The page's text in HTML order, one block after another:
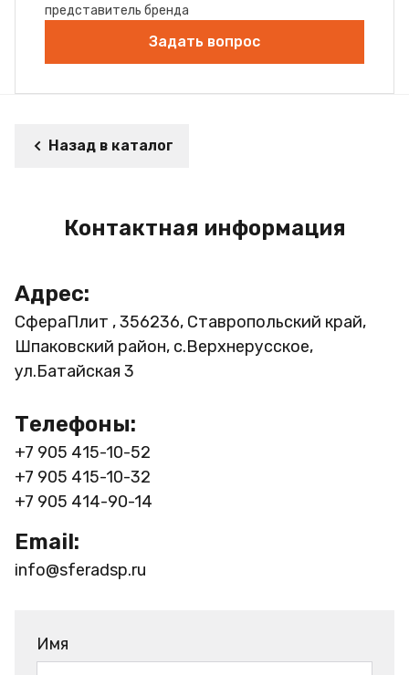
представитель бренда
Задать вопрос
Назад в каталог
Контактная информация
Адрес:
СфераПлит , 356236, Ставропольский край,
Шпаковский район, с.Верхнерусское,
ул.Батайская 3
Телефоны:
+7 905 415-10-52
+7 905 415-10-32
+7 905 414-90-14
Email:
info@sferadsp.ru
Имя